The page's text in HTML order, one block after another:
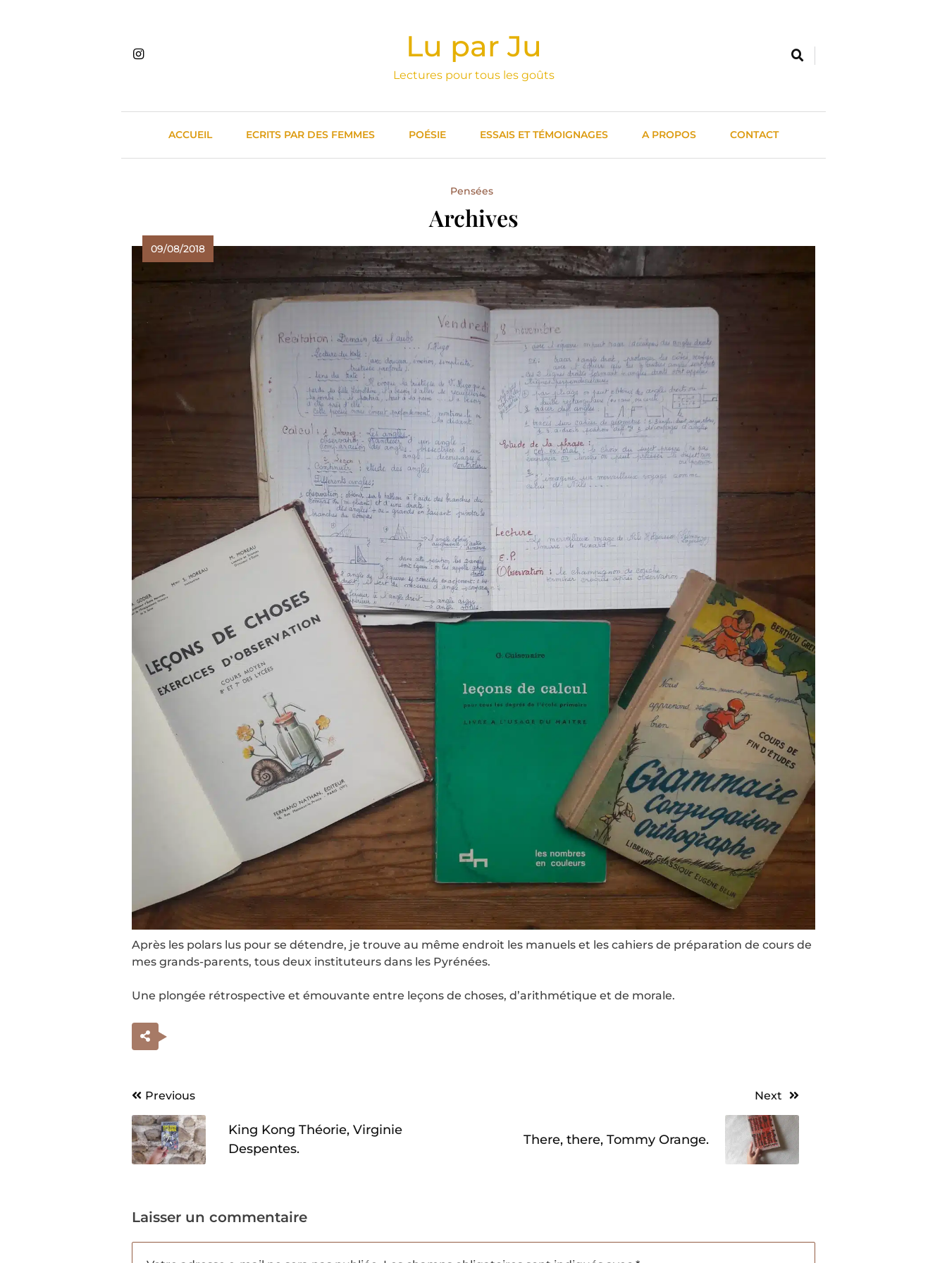
Lu par Ju
Lectures pour tous les goûts
ACCUEIL ECRITS PAR DES FEMMES POÉSIE ESSAIS ET TÉMOIGNAGES A PROPOS CONTACT
Pensées
Archives
09/08/2018
Après les polars lus pour se détendre, je trouve au même endroit les manuels et les cahiers de préparation de cours de
mes grands-parents, tous deux instituteurs dans les Pyrénées.
Une plongée rétrospective et émouvante entre leçons de choses, d’arithmétique et de morale.
Navigation
de
l’article
Previous
King Kong Théorie, Virginie
Despentes.
Next
There, there, Tommy Orange.
Laisser un commentaire